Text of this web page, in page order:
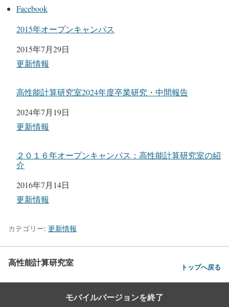
Facebook
2015年オープンキャンパス
日付
2015年7月29日
関連理由
更新情報
高性能計算研究室2024年度卒業研究・中間報告
日付
2024年7月19日
関連理由
更新情報
２０１６年オープンキャンパス：高性能計算研究室の紹
介
日付
2016年7月14日
関連理由
更新情報
カテゴリー: 更新情報
高性能計算研究室 トップへ戻る
モバイルバージョンを終了